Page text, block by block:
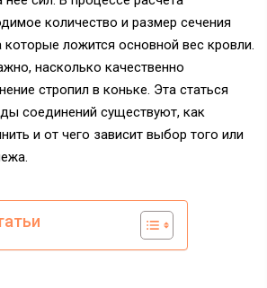
количество и размер сечения
которые ложится основной вес кровли.
насколько качественно
стропил в коньке. Эта статься
соединений существуют, как
и от чего зависит выбор того или